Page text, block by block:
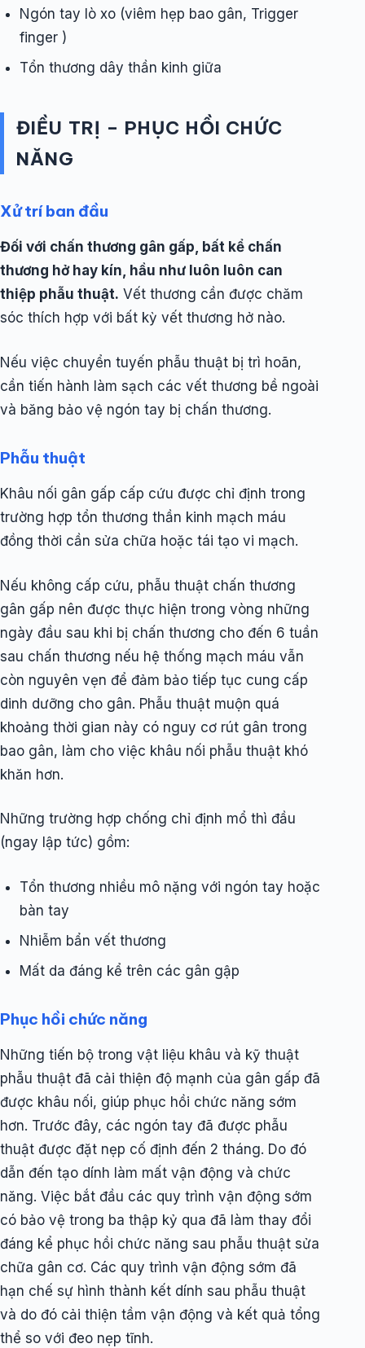
Ngón tay lò xo (viêm hẹp bao gân, Trigger
finger )
Tổn thương dây thần kinh giữa
ĐIỀU TRỊ – PHỤC HỒI CHỨC
NĂNG
Xử trí ban đầu
Đối với chấn thương gân gấp, bất kể chấn
thương hở hay kín, hầu như luôn luôn can
thiệp phẫu thuật. Vết thương cần được chăm
sóc thích hợp với bất kỳ vết thương hở nào.
Nếu việc chuyển tuyến phẫu thuật bị trì hoãn,
cần tiến hành làm sạch các vết thương bề ngoài
và băng bảo vệ ngón tay bị chấn thương.
Phẫu thuật
Khâu nối gân gấp cấp cứu được chỉ định trong
trường hợp tổn thương thần kinh mạch máu
đồng thời cần sửa chữa hoặc tái tạo vi mạch.
Nếu không cấp cứu, phẫu thuật chấn thương
gân gấp nên được thực hiện trong vòng những
ngày đầu sau khi bị chấn thương cho đến 6 tuần
sau chấn thương nếu hệ thống mạch máu vẫn
còn nguyên vẹn để đảm bảo tiếp tục cung cấp
dinh dưỡng cho gân. Phẫu thuật muộn quá
khoảng thời gian này có nguy cơ rút gân trong
bao gân, làm cho việc khâu nối phẫu thuật khó
khăn hơn.
Những trường hợp chống chỉ định mổ thì đầu
(ngay lập tức) gồm:
Tổn thương nhiều mô nặng với ngón tay hoặc
bàn tay
Nhiễm bẩn vết thương
Mất da đáng kể trên các gân gập
Phục hồi chức năng
Những tiến bộ trong vật liệu khâu và kỹ thuật
phẫu thuật đã cải thiện độ mạnh của gân gấp đã
được khâu nối, giúp phục hồi chức năng sớm
hơn. Trước đây, các ngón tay đã được phẫu
thuật được đặt nẹp cố định đến 2 tháng. Do đó
dẫn đến tạo dính làm mất vận động và chức
năng. Việc bắt đầu các quy trình vận động sớm
có bảo vệ trong ba thập kỷ qua đã làm thay đổi
đáng kể phục hồi chức năng sau phẫu thuật sửa
chữa gân cơ. Các quy trình vận động sớm đã
hạn chế sự hình thành kết dính sau phẫu thuật
và do đó cải thiện tầm vận động và kết quả tổng
thể so với đeo nẹp tĩnh.